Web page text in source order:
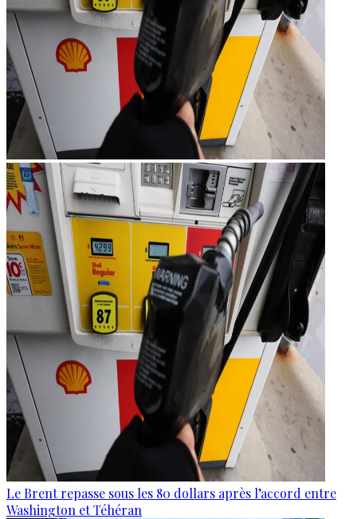
Le Brent repasse sous les 80 dollars après l’accord entre
Washington et Téhéran